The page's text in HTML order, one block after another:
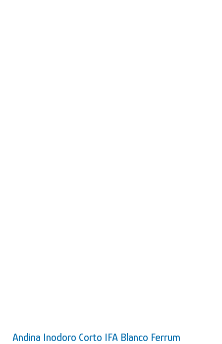
Andina Inodoro Corto IFA Blanco Ferrum